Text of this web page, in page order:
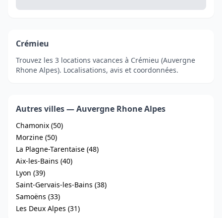
Crémieu
Trouvez les 3 locations vacances à Crémieu (Auvergne
Rhone Alpes). Localisations, avis et coordonnées.
Autres villes — Auvergne Rhone Alpes
Chamonix (50)
Morzine (50)
La Plagne-Tarentaise (48)
Aix-les-Bains (40)
Lyon (39)
Saint-Gervais-les-Bains (38)
Samoëns (33)
Les Deux Alpes (31)